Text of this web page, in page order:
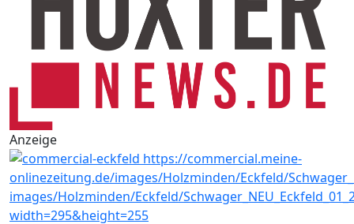
Anzeige